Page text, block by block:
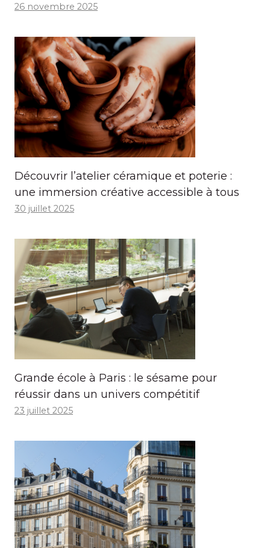
26 novembre 2025
Découvrir l’atelier céramique et poterie :
une immersion créative accessible à tous
30 juillet 2025
Grande école à Paris : le sésame pour
réussir dans un univers compétitif
23 juillet 2025